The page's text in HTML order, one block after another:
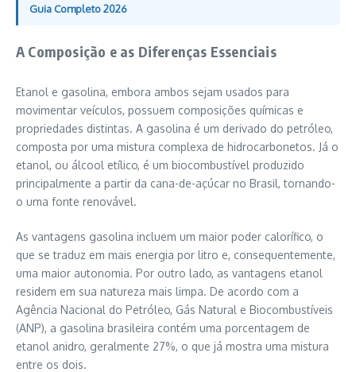
Guia Completo 2026
A Composição e as Diferenças Essenciais
Etanol e gasolina, embora ambos sejam usados para
movimentar veículos, possuem composições químicas e
propriedades distintas. A gasolina é um derivado do petróleo,
composta por uma mistura complexa de hidrocarbonetos. Já o
etanol, ou álcool etílico, é um biocombustível produzido
principalmente a partir da cana-de-açúcar no Brasil, tornando-
o uma fonte renovável.
As vantagens gasolina incluem um maior poder calorífico, o
que se traduz em mais energia por litro e, consequentemente,
uma maior autonomia. Por outro lado, as vantagens etanol
residem em sua natureza mais limpa. De acordo com a
Agência Nacional do Petróleo, Gás Natural e Biocombustíveis
(ANP), a gasolina brasileira contém uma porcentagem de
etanol anidro, geralmente 27%, o que já mostra uma mistura
entre os dois.